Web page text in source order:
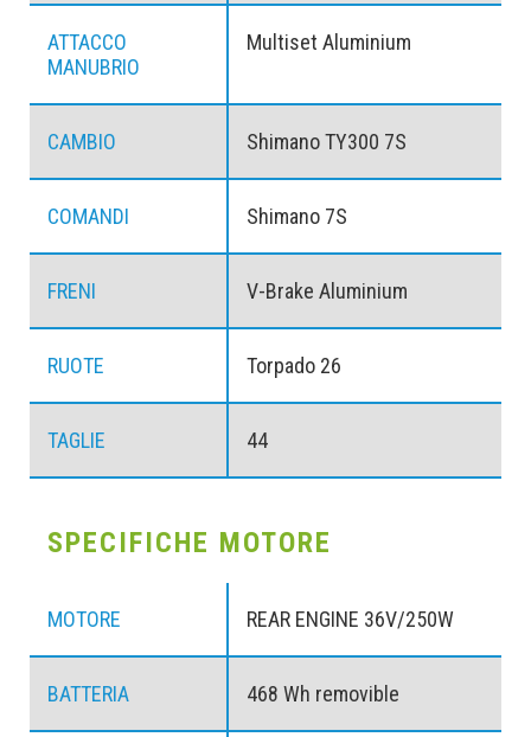
ATTACCO
MANUBRIO
Multiset Aluminium
CAMBIO Shimano TY300 7S
COMANDI Shimano 7S
FRENI V-Brake Aluminium
RUOTE Torpado 26
TAGLIE 44
SPECIFICHE MOTORE
MOTORE REAR ENGINE 36V/250W
BATTERIA 468 Wh removible